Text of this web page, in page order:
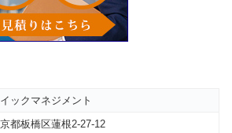
ックマネジメント
都板橋区蓮根2-27-12